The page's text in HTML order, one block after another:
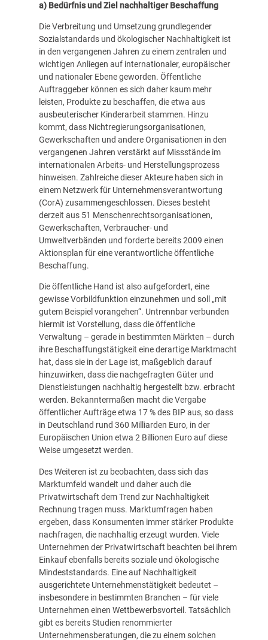
a) Bedürfnis und Ziel nachhaltiger Beschaffung
Die Verbreitung und Umsetzung grundlegender
Sozialstandards und ökologischer Nachhaltigkeit ist
in den vergangenen Jahren zu einem zentralen und
wichtigen Anliegen auf internationaler, europäischer
und nationaler Ebene geworden. Öffentliche
Auftraggeber können es sich daher kaum mehr
leisten, Produkte zu beschaffen, die etwa aus
ausbeuterischer Kinderarbeit stammen. Hinzu
kommt, dass Nichtregierungsorganisationen,
Gewerkschaften und andere Organisationen in den
vergangenen Jahren verstärkt auf Missstände im
internationalen Arbeits- und Herstellungsprozess
hinweisen. Zahlreiche dieser Akteure haben sich in
einem Netzwerk für Unternehmensverantwortung
(CorA) zusammengeschlossen. Dieses besteht
derzeit aus 51 Menschenrechtsorganisationen,
Gewerkschaften, Verbraucher- und
Umweltverbänden und forderte bereits 2009 einen
Aktionsplan für eine verantwortliche öffentliche
Beschaffung.
Die öffentliche Hand ist also aufgefordert, eine
gewisse Vorbildfunktion einzunehmen und soll „mit
gutem Beispiel vorangehen“. Untrennbar verbunden
hiermit ist Vorstellung, dass die öffentliche
Verwaltung – gerade in bestimmten Märkten – durch
ihre Beschaffungstätigkeit eine derartige Marktmacht
hat, dass sie in der Lage ist, maßgeblich darauf
hinzuwirken, dass die nachgefragten Güter und
Dienstleistungen nachhaltig hergestellt bzw. erbracht
werden. Bekanntermaßen macht die Vergabe
öffentlicher Aufträge etwa 17 % des BIP aus, so dass
in Deutschland rund 360 Milliarden Euro, in der
Europäischen Union etwa 2 Billionen Euro auf diese
Weise umgesetzt werden.
Des Weiteren ist zu beobachten, dass sich das
Marktumfeld wandelt und daher auch die
Privatwirtschaft dem Trend zur Nachhaltigkeit
Rechnung tragen muss. Marktumfragen haben
ergeben, dass Konsumenten immer stärker Produkte
nachfragen, die nachhaltig erzeugt wurden. Viele
Unternehmen der Privatwirtschaft beachten bei ihrem
Einkauf ebenfalls bereits soziale und ökologische
Mindeststandards. Eine auf Nachhaltigkeit
ausgerichtete Unternehmenstätigkeit bedeutet –
insbesondere in bestimmten Branchen – für viele
Unternehmen einen Wettbewerbsvorteil. Tatsächlich
gibt es bereits Studien renommierter
Unternehmensberatungen, die zu einem solchen